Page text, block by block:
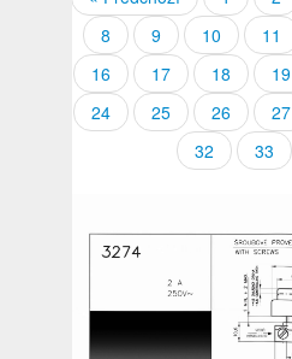
8
9 10 11
16
17 18 19
24
25 26 27
32
33